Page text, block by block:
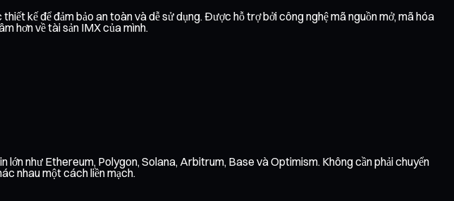
kế để đảm bảo an toàn và dễ sử dụng. Được hỗ trợ bởi công nghệ mã nguồn mở, mã hóa
hơn về tài sản IMX của mình.
như Ethereum, Polygon, Solana, Arbitrum, Base và Optimism. Không cần phải chuyển
nhau một cách liền mạch.